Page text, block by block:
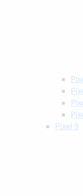
Pixel 9